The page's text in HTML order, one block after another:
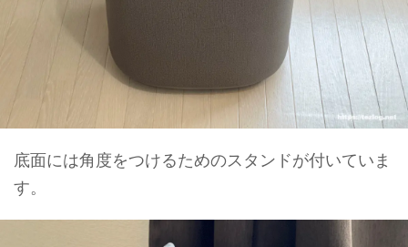
底面には角度をつけるためのスタンドが付いていま
す。